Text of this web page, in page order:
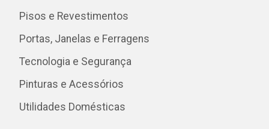
Pisos e Revestimentos
Portas, Janelas e Ferragens
Tecnologia e Segurança
Pinturas e Acessórios
Utilidades Domésticas